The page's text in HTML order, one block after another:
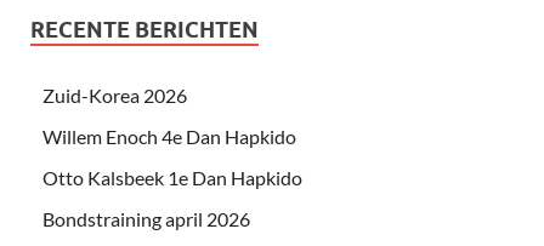
RECENTE BERICHTEN
Zuid-Korea 2026
Willem Enoch 4e Dan Hapkido
Otto Kalsbeek 1e Dan Hapkido
Bondstraining april 2026